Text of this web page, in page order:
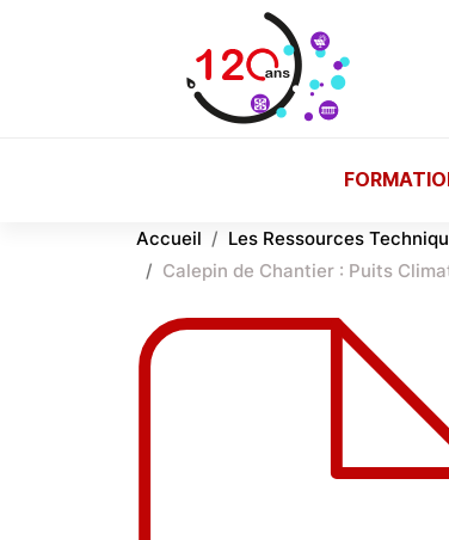
Accueil Les Ressources
Calepin de Chantier : Puits